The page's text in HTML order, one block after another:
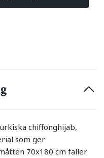
chiffonghijab,
som ger
70x180 cm faller